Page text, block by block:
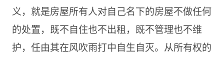
义，就是房屋所有人对自己名下的房屋不做任何
的处置，既不自住也不出租，既不管理也不维
护，任由其在风吹雨打中自生自灭。从所有权的